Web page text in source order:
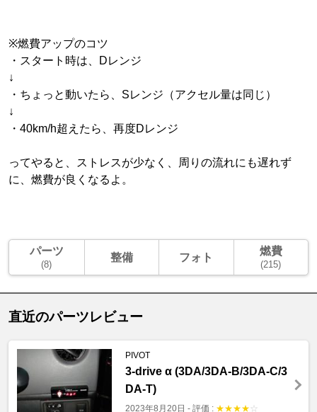
※燃費アップのコツ
・スタート時は、Dレンジ
↓
・ちょっと動いたら、Sレンジ（アクセル量は同じ）
↓
・40km/h超えたら、再度Dレンジ
ってやると、ストレスが少なく、周りの流れにも遅れず
に、燃費が良くなるよ。
パーツ
(8)
整備 フォト 燃費
(215)
直近のパーツレビュー
PIVOT
3-drive α (3DA/3DA-B/3DA-C/3
DA-T)
2023年8月20日 - 評価 : ★★★★ ☆